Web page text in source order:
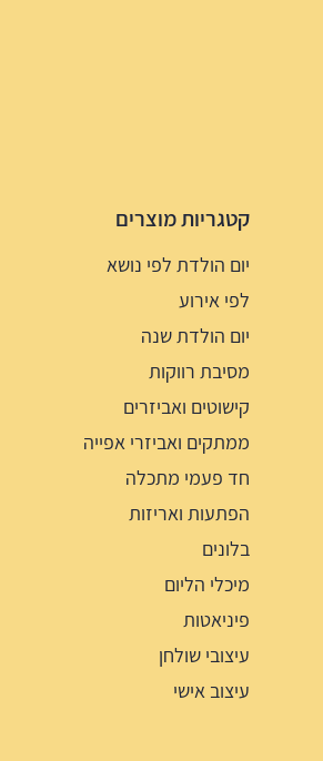
קטגריות מוצרים
יום הולדת לפי נושא
לפי אירוע
יום הולדת שנה
מסיבת רווקות
קישוטים ואביזרים
ממתקים ואביזרי אפייה
חד פעמי מתכלה
הפתעות ואריזות
בלונים
מיכלי הליום
פיניאטות
עיצובי שולחן
עיצוב אישי